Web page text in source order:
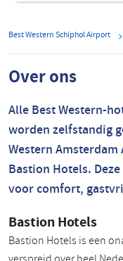
Best Western Schiphol Airport
Over ons
Alle Best Western-
worden zelfstandig
Western
Bastion Hotels.
voor comfort,
Bastion Hotels
Bastion Hotels is een